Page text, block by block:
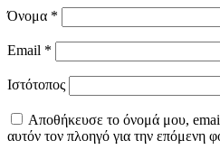
Όνομα *
Email *
Ιστότοπος
Αποθήκευσε το όνομά μου,
αυτόν τον πλοηγό για την επόμενη